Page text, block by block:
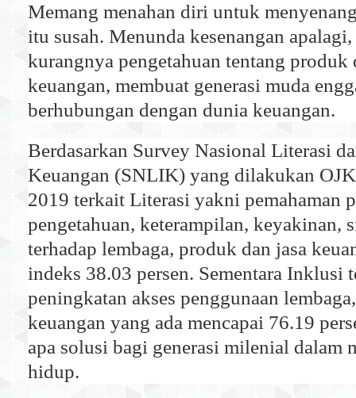
Memang menahan diri untuk
itu susah. Menunda kesenangan
kurangnya pengetahuan tentang produk
keuangan, membuat generasi muda
berhubungan dengan dunia keuangan.
Berdasarkan Survey Nasional Literasi
Keuangan (SNLIK) yang dilakukan
2019 terkait Literasi yakni pemahaman
pengetahuan, keterampilan, keyakinan,
terhadap lembaga, produk dan jasa
indeks 38.03 persen. Sementara Inklusi
peningkatan akses penggunaan
keuangan yang ada mencapai 76.19
apa solusi bagi generasi milenial dalam
hidup.